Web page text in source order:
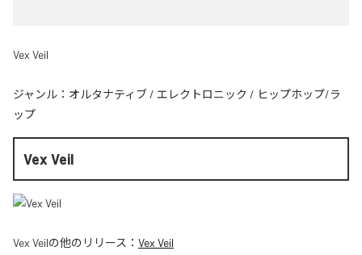
Vex Veil
ジャンル： オルタナティブ / エレクトロニック / ヒップホップ/ラ
ップ
Vex Veil
Vex Veilの他のリリース： Vex Veil